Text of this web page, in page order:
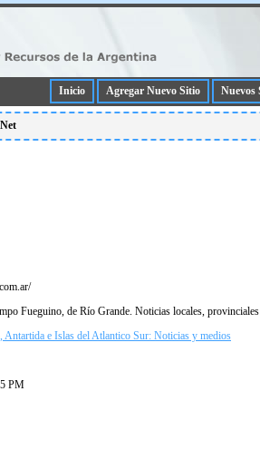
Inicio Agregar Nuevo Sitio Nuevos
Fueguino, de Rí­o Grande. Noticias locales, provinciales
Antartida e Islas del Atlantico Sur: Noticias y medios
PM